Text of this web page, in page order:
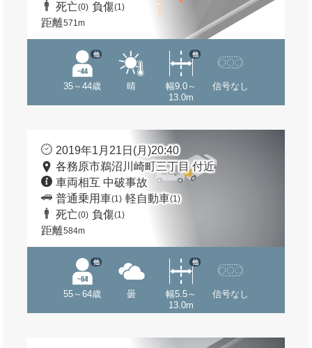
死亡(0) 負傷(1)
距離571m
35～44歳
他
晴
幅9.0～
13.0m
他
信号なし
2019年1月21日(月)20:40
各務原市鵜沼川崎町三丁目 付近
車両相互 中破事故
普通乗用車(1) 軽自動車(1)
死亡(0) 負傷(1)
距離584m
55～64歳
他
曇
幅5.5～
13.0m
他
信号なし